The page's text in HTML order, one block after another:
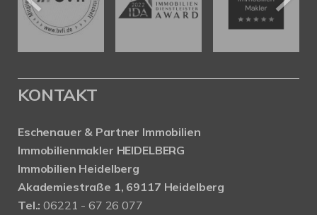
KONTAKT
Eschenauer & Partner Immobilien
Immobilienmakler HEIDELBERG
Immobilien Heidelberg
Akademiestraße 1, 69117 Heidelberg
Tel.:06221 - 67 26 077